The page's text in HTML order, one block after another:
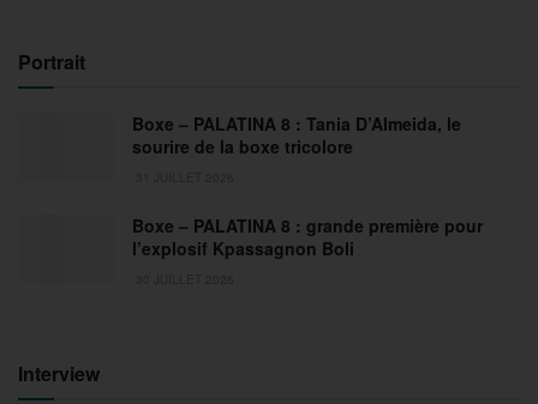
Portrait
Boxe – PALATINA 8 : Tania D’Almeida, le
sourire de la boxe tricolore
Boxe – PALATINA 8 : grande première pour
l’explosif Kpassagnon Boli
Interview